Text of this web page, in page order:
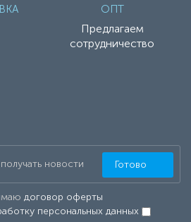
ОПТ
Предлагаем
сотрудничество
договор оферты
персональных данных
Готово